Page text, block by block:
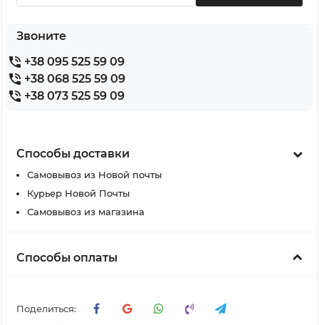
Звоните
+38 095 525 59 09
+38 068 525 59 09
+38 073 525 59 09
Способы доставки
Самовывоз из Новой почты
Курьер Новой Почты
Самовывоз из магазина
Способы оплаты
Поделиться: